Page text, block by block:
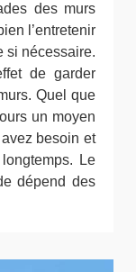
des murs
l’entretenir
si nécessaire.
de garder
Quel que
un moyen
besoin et
Le
dépend des